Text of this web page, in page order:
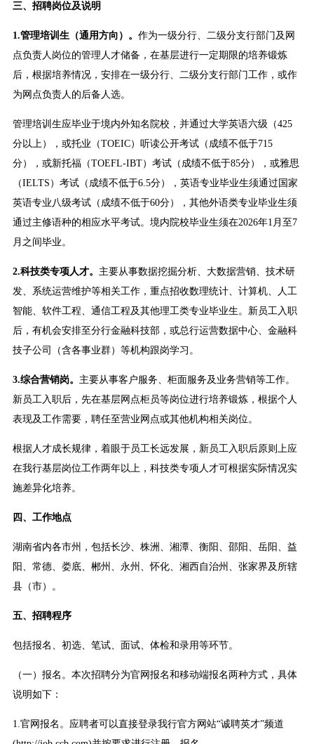
三、招聘岗位及说明
1.管理培训生（通用方向）。 作为一级分行、二级分支行部门及网
点负责人岗位的管理人才储备，在基层进行一定期限的培养锻炼
后，根据培养情况，安排在一级分行、二级分支行部门工作，或作
为网点负责人的后备人选。
管理培训生应毕业于境内外知名院校，并通过大学英语六级（425
分以上），或托业（TOEIC）听读公开考试（成绩不低于715
分），或新托福（TOEFL-IBT）考试（成绩不低于85分），或雅思
（IELTS）考试（成绩不低于6.5分），英语专业毕业生须通过国家
英语专业八级考试（成绩不低于60分），其他外语类专业毕业生须
通过主修语种的相应水平考试。境内院校毕业生须在2026年1月至7
月之间毕业。
2.科技类专项人才。 主要从事数据挖掘分析、大数据营销、技术研
发、系统运营维护等相关工作，重点招收数理统计、计算机、人工
智能、软件工程、通信工程及其他理工类专业毕业生。新员工入职
后，有机会安排至分行金融科技部，或总行运营数据中心、金融科
技子公司（含各事业群）等机构跟岗学习。
3.综合营销岗。 主要从事客户服务、柜面服务及业务营销等工作。
新员工入职后，先在基层网点柜员等岗位进行培养锻炼，根据个人
表现及工作需要，聘任至营业网点或其他机构相关岗位。
根据人才成长规律，着眼于员工长远发展，新员工入职后原则上应
在我行基层岗位工作两年以上，科技类专项人才可根据实际情况实
施差异化培养。
四、工作地点
湖南省内各市州，包括长沙、株洲、湘潭、衡阳、邵阳、岳阳、益
阳、常德、娄底、郴州、永州、怀化、湘西自治州、张家界及所辖
县（市）。
五、招聘程序
包括报名、初选、笔试、面试、体检和录用等环节。
（一）报名。本次招聘分为官网报名和移动端报名两种方式，具体
说明如下：
1.官网报名。应聘者可以直接登录我行官方网站“诚聘英才”频道